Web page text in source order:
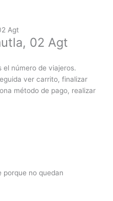
Agt
02 Agt
el número de viajeros.
ver carrito, finalizar
método de pago, realizar
porque no quedan